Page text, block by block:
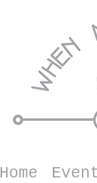
Home